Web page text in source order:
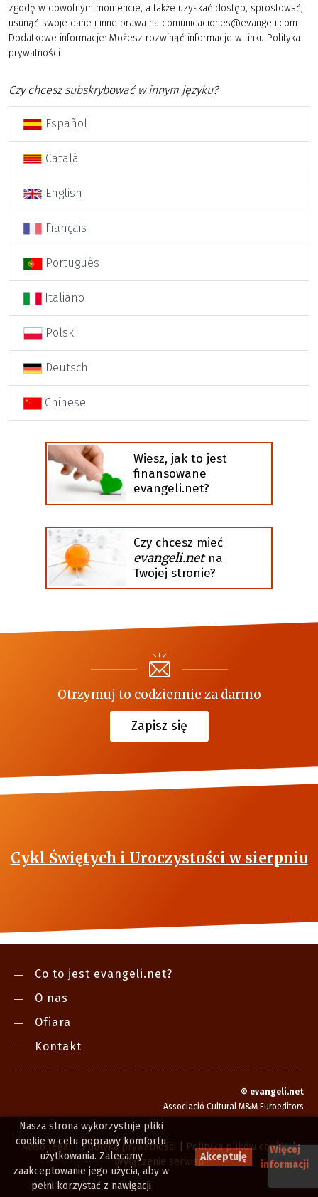
Nasza strona wykorzystuje pliki
cookie w celu poprawy komfortu
użytkowania. Zalecamy
zaakceptowanie jego użycia, aby w
pełni korzystać z nawigacji
Akceptuję
Więcej
informacji
zgodę w dowolnym momencie, a także uzyskać dostęp, sprostować,
usunąć swoje dane i inne prawa na comunicaciones@evangeli.com.
Dodatkowe informacje: Możesz rozwinąć informacje w linku Polityka
prywatności.
Czy chcesz subskrybować w innym języku?
Español
Català
English
Français
Português
Italiano
Polski
Deutsch
Chinese
Wiesz, jak to jest
finansowane
evangeli.net?
Czy chcesz mieć
evangeli.netna
Twojej stronie?
Otrzymuj to codziennie za darmo
Zapisz się
Cykl Świętych i Uroczystości w sierpniu
Co to jest evangeli.net?
O nas
Ofiara
Kontakt
© evangeli.net
Associació Cultural M&M Euroeditors
Aviso legal| Polityka prywatności Polityka plików cookie|
Wyłączenie serwisu